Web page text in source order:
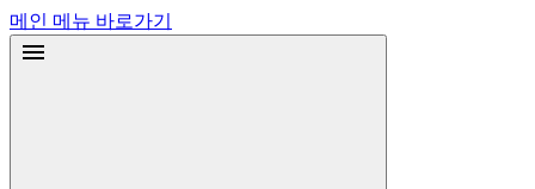
메인 메뉴 바로가기